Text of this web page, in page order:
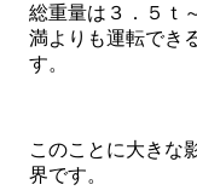
総重量は３．５ｔ
満よりも運転でき
す。
このことに大きな
界です。